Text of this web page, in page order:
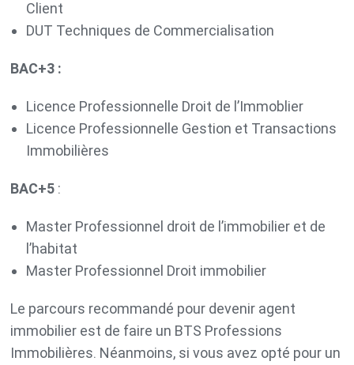
Client
DUT Techniques de Commercialisation
BAC+3 :
Licence Professionnelle Droit de l’Immoblier
Licence Professionnelle Gestion et Transactions
Immobilières
BAC+5 :
Master Professionnel droit de l’immobilier et de
l’habitat
Master Professionnel Droit immobilier
Le parcours recommandé pour devenir agent
immobilier est de faire un BTS Professions
Immobilières. Néanmoins, si vous avez opté pour un